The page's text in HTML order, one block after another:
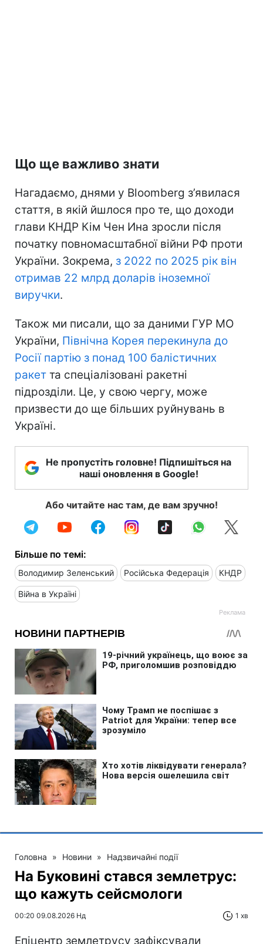
Що ще важливо знати
Нагадаємо, днями у Bloomberg з’явилася
стаття, в якій йшлося про те, що доходи
глави КНДР Кім Чен Ина зросли після
початку повномасштабної війни РФ проти
України. Зокрема, з 2022 по 2025 рік він
отримав 22 млрд доларів іноземної
виручки.
Також ми писали, що за даними ГУР МО
України, Північна Корея перекинула до
Росії партію з понад 100 балістичних
ракет та спеціалізовані ракетні
підрозділи. Це, у свою чергу, може
призвести до ще більших руйнувань в
Україні.
Не пропустіть головне! Підпишіться на
наші оновлення в Google!
Або читайте нас там, де вам зручно!
Більше по темі:
Володимир Зеленський Російська Федерація КНДР
Війна в Україні
Головна » Новини » Надзвичайні події
На Буковині стався землетрус:
що кажуть сейсмологи
00:20 09.08.2026 Нд 1 хв
Епіцентр землетрусу зафіксували